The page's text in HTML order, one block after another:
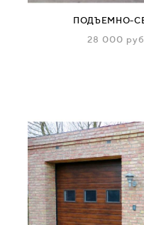
ПОДЪЕМНО-
28 000 руб